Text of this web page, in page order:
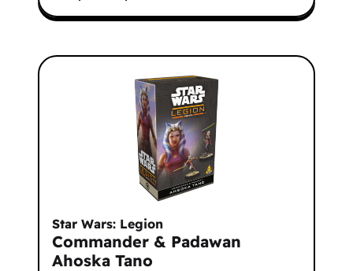
Star Wars: Legion
Commander & Padawan
Ahoska Tano